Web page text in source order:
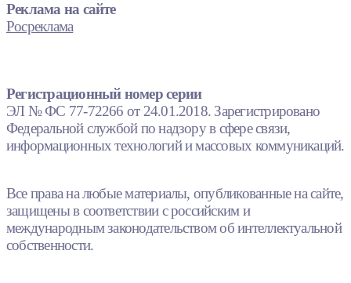
Реклама на сайте
Росреклама
Регистрационный номер серии
ЭЛ № ФС 77-72266 от 24.01.2018. Зарегистрировано
Федеральной службой по надзору в сфере связи,
информационных технологий и массовых коммуникаций.
Все права на любые материалы, опубликованные на сайте,
защищены в соответствии с российским и
международным законодательством об интеллектуальной
собственности.